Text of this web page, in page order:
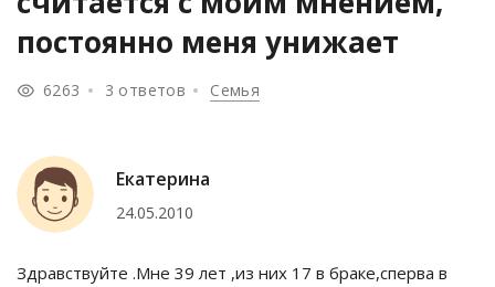
постоянно меня унижает
6263 3 ответов Семья
Екатерина
24.05.2010
Здравствуйте .Мне 39 лет ,из них 17 в браке,сперва в